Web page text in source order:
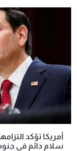
أمريكا تؤكد
سلام دائم في